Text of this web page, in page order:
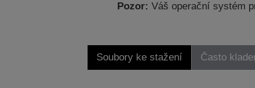
Pozor: Váš operační systém
Soubory ke stažení Často